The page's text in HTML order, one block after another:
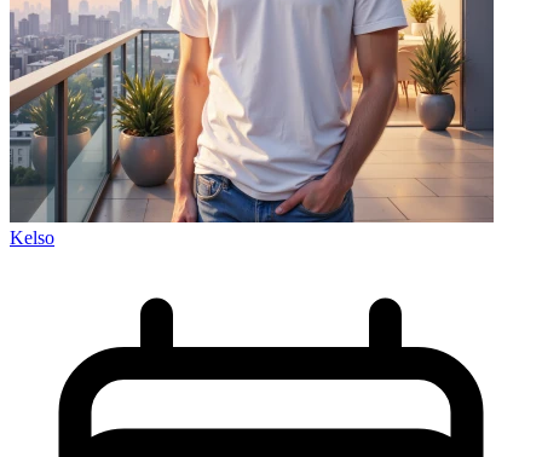
Kelso